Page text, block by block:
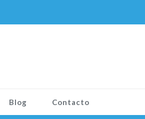
Blog Contacto